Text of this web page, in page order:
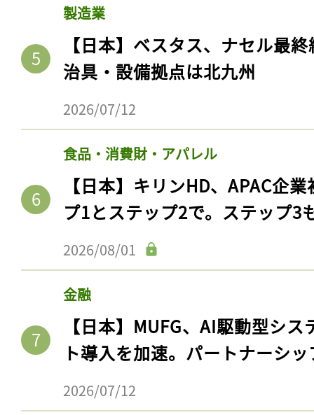
製造業
【日本】ベスタス、ナセル最
治具・設備拠点は北九州
2026/07/12
食品・消費財・アパレル
【日本】キリンHD、APAC企
プ1とステップ2で。ステップ3
2026/08/01
金融
【日本】MUFG、AI駆動型シ
ト導入を加速。パートナーシ
2026/07/12
記事をお気に入りに
ログインが必